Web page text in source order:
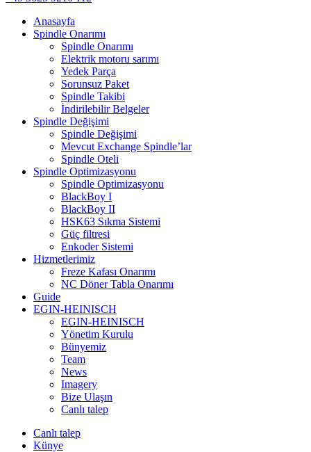
Anasayfa
Spindle Onarımı
Spindle Onarımı
Elektrik motoru sarımı
Yedek Parça
Sorunsuz Paket
Spindle Takibi
İndirilebilir Belgeler
Spindle Değişimi
Spindle Değişimi
Mevcut Exchange Spindle’lar
Spindle Oteli
Spindle Optimizasyonu
Spindle Optimizasyonu
BlackBoy I
BlackBoy II
HSK63 Sıkma Sistemi
Güç filtresi
Enkoder Sistemi
Hizmetlerimiz
Freze Kafası Onarımı
NC Döner Tabla Onarımı
Guide
EGIN-HEINISCH
EGIN-HEINISCH
Yönetim Kurulu
Bünyemiz
Team
News
Imagery
Bize Ulaşın
Canlı talep
Canlı talep
Künye